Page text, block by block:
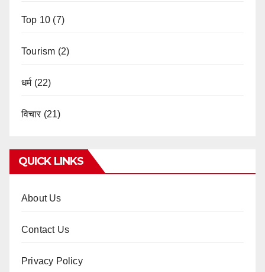
Top 10 (7)
Tourism (2)
धर्म(22)
विचार (21)
QUICK LINKS
About Us
Contact Us
Privacy Policy